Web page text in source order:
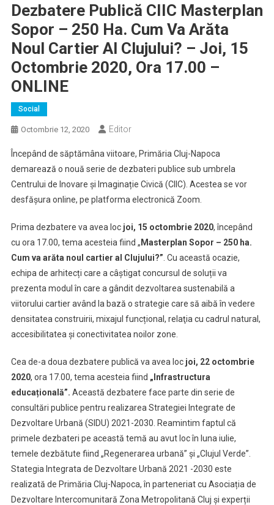
Dezbatere Publică CIIC Masterplan
Sopor – 250 Ha. Cum Va Arăta
Noul Cartier Al Clujului? – Joi, 15
Octombrie 2020, Ora 17.00 –
ONLINE
Social
Octombrie 12, 2020 Editor
Începând de săptămâna viitoare, Primăria Cluj-Napoca
demarează o nouă serie de dezbateri publice sub umbrela
Centrului de Inovare și Imaginație Civică (CIIC). Acestea se vor
desfășura online, pe platforma electronică Zoom.
Prima dezbatere va avea loc joi, 15 octombrie 2020, începând
cu ora 17.00, tema acesteia fiind „ Masterplan Sopor – 250 ha.
Cum va arăta noul cartier al Clujului?” . Cu această ocazie,
echipa de arhitecți care a câștigat concursul de soluții va
prezenta modul în care a gândit dezvoltarea sustenabilă a
viitorului cartier având la bază o strategie care să aibă în vedere
densitatea construirii, mixajul funcțional, relaţia cu cadrul natural,
accesibilitatea şi conectivitatea noilor zone.
Cea de-a doua dezbatere publică va avea loc joi, 22 octombrie
2020, ora 17.00, tema acesteia fiind „Infrastructura
educațională”. Această dezbatere face parte din serie de
consultări publice pentru realizarea Strategiei Integrate de
Dezvoltare Urbană (SIDU) 2021-2030. Reamintim faptul că
primele dezbateri pe această temă au avut loc în luna iulie,
temele dezbătute fiind „Regenerarea urbană” și „Clujul Verde”.
Stategia Integrata de Dezvoltare Urbană 2021 -2030 este
realizată de Primăria Cluj-Napoca, în parteneriat cu Asociația de
Dezvoltare Intercomunitară Zona Metropolitană Cluj și experții